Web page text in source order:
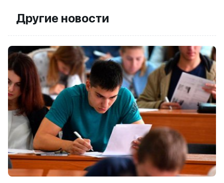
Другие новости